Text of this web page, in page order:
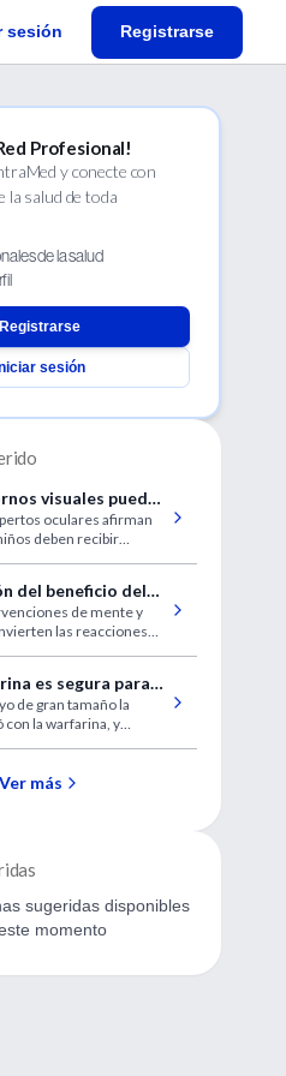
sesión Registrarse
Profesional!
y conecte con
la salud de toda
de la salud
Registrarse
sesión
visuales pueden
desarrollo y
en niños
oculares afirman
deben recibir
del beneficio del
tai chi y lade mente y
las reacciones
es segura para
con
cardiaca
de gran tamaño la
con la warfarina, y
ni muertes
Ver más
sugeridas disponibles
momento